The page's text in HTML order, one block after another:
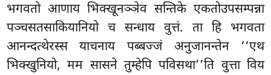
भगवतो आणाय भिक्खूनञ्ञेव सन्तिके एकतोउपसम्पन्ना
पञ्चसतसाकियानियो च सन्धाय वुत्तं. ता हि भगवता
आनन्दत्थेरस्स याचनाय पब्बज्जं अनुजानन्तेन ‘‘एथ
भिक्खुनियो, मम सासने तुम्हेपि पविसथा’’ति वुत्ता विय